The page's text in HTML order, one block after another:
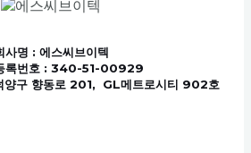
사명 : 에스씨브이텍
록번호 : 340-51-00929
양구 향동로 201, GL메트로시티 902호